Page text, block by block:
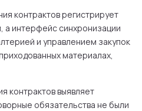
контрактов регистрирует
а интерфейс синхронизации
и управлением закупок
материалах,
контрактов выявляет
обязательства не были